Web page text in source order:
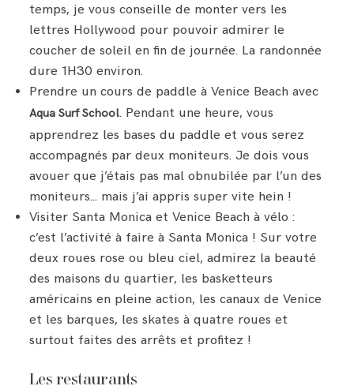
temps, je vous conseille de monter vers les
lettres Hollywood pour pouvoir admirer le
coucher de soleil en fin de journée. La randonnée
dure 1H30 environ.
Prendre un cours de paddle à Venice Beach avec
Aqua Surf School. Pendant une heure, vous
apprendrez les bases du paddle et vous serez
accompagnés par deux moniteurs. Je dois vous
avouer que j’étais pas mal obnubilée par l’un des
moniteurs… mais j’ai appris super vite hein !
Visiter Santa Monica et Venice Beach à vélo :
c’est l’activité à faire à Santa Monica ! Sur votre
deux roues rose ou bleu ciel, admirez la beauté
des maisons du quartier, les basketteurs
américains en pleine action, les canaux de Venice
et les barques, les skates à quatre roues et
surtout faites des arrêts et profitez !
Les restaurants